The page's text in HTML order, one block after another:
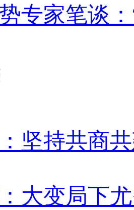
专家笔谈
坚持共商
大变局下